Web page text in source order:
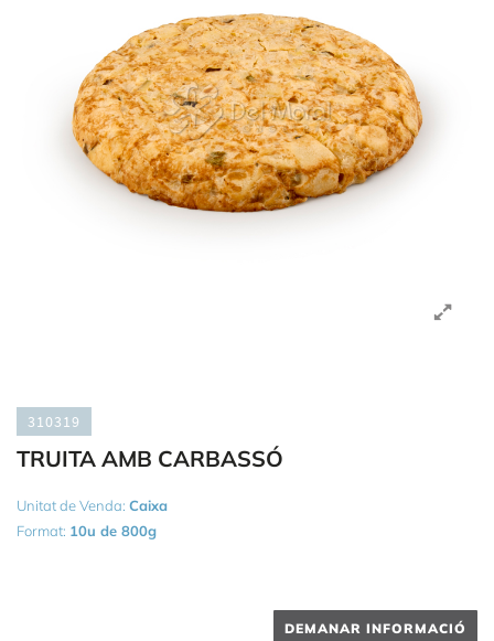
310319
TRUITA AMB CARBASSÓ
Unitat de Venda: Caixa
Format: 10u de 800g
DEMANAR INFORMACIÓ